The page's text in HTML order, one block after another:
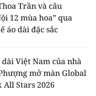
Trần và câu
12 mùa hoa” qua
áo dài đặc sắc
Việt Nam của nhà
mở màn Global
All Stars 2026